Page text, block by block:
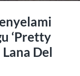
‘Pretty
Del